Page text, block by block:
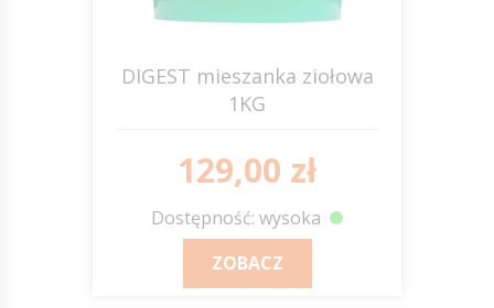
DIGEST mieszanka ziołowa
1KG
129,00 zł
Dostępność: wysoka
ZOBACZ